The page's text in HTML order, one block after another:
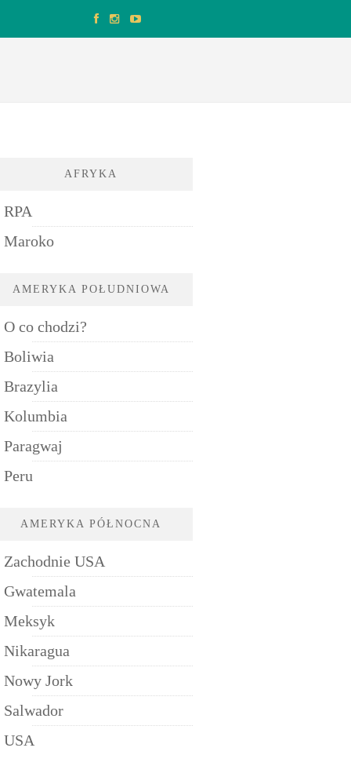
AFRYKA
RPA
Maroko
AMERYKA POŁUDNIOWA
O co chodzi?
Boliwia
Brazylia
Kolumbia
Paragwaj
Peru
AMERYKA PÓŁNOCNA
Zachodnie USA
Gwatemala
Meksyk
Nikaragua
Nowy Jork
Salwador
USA